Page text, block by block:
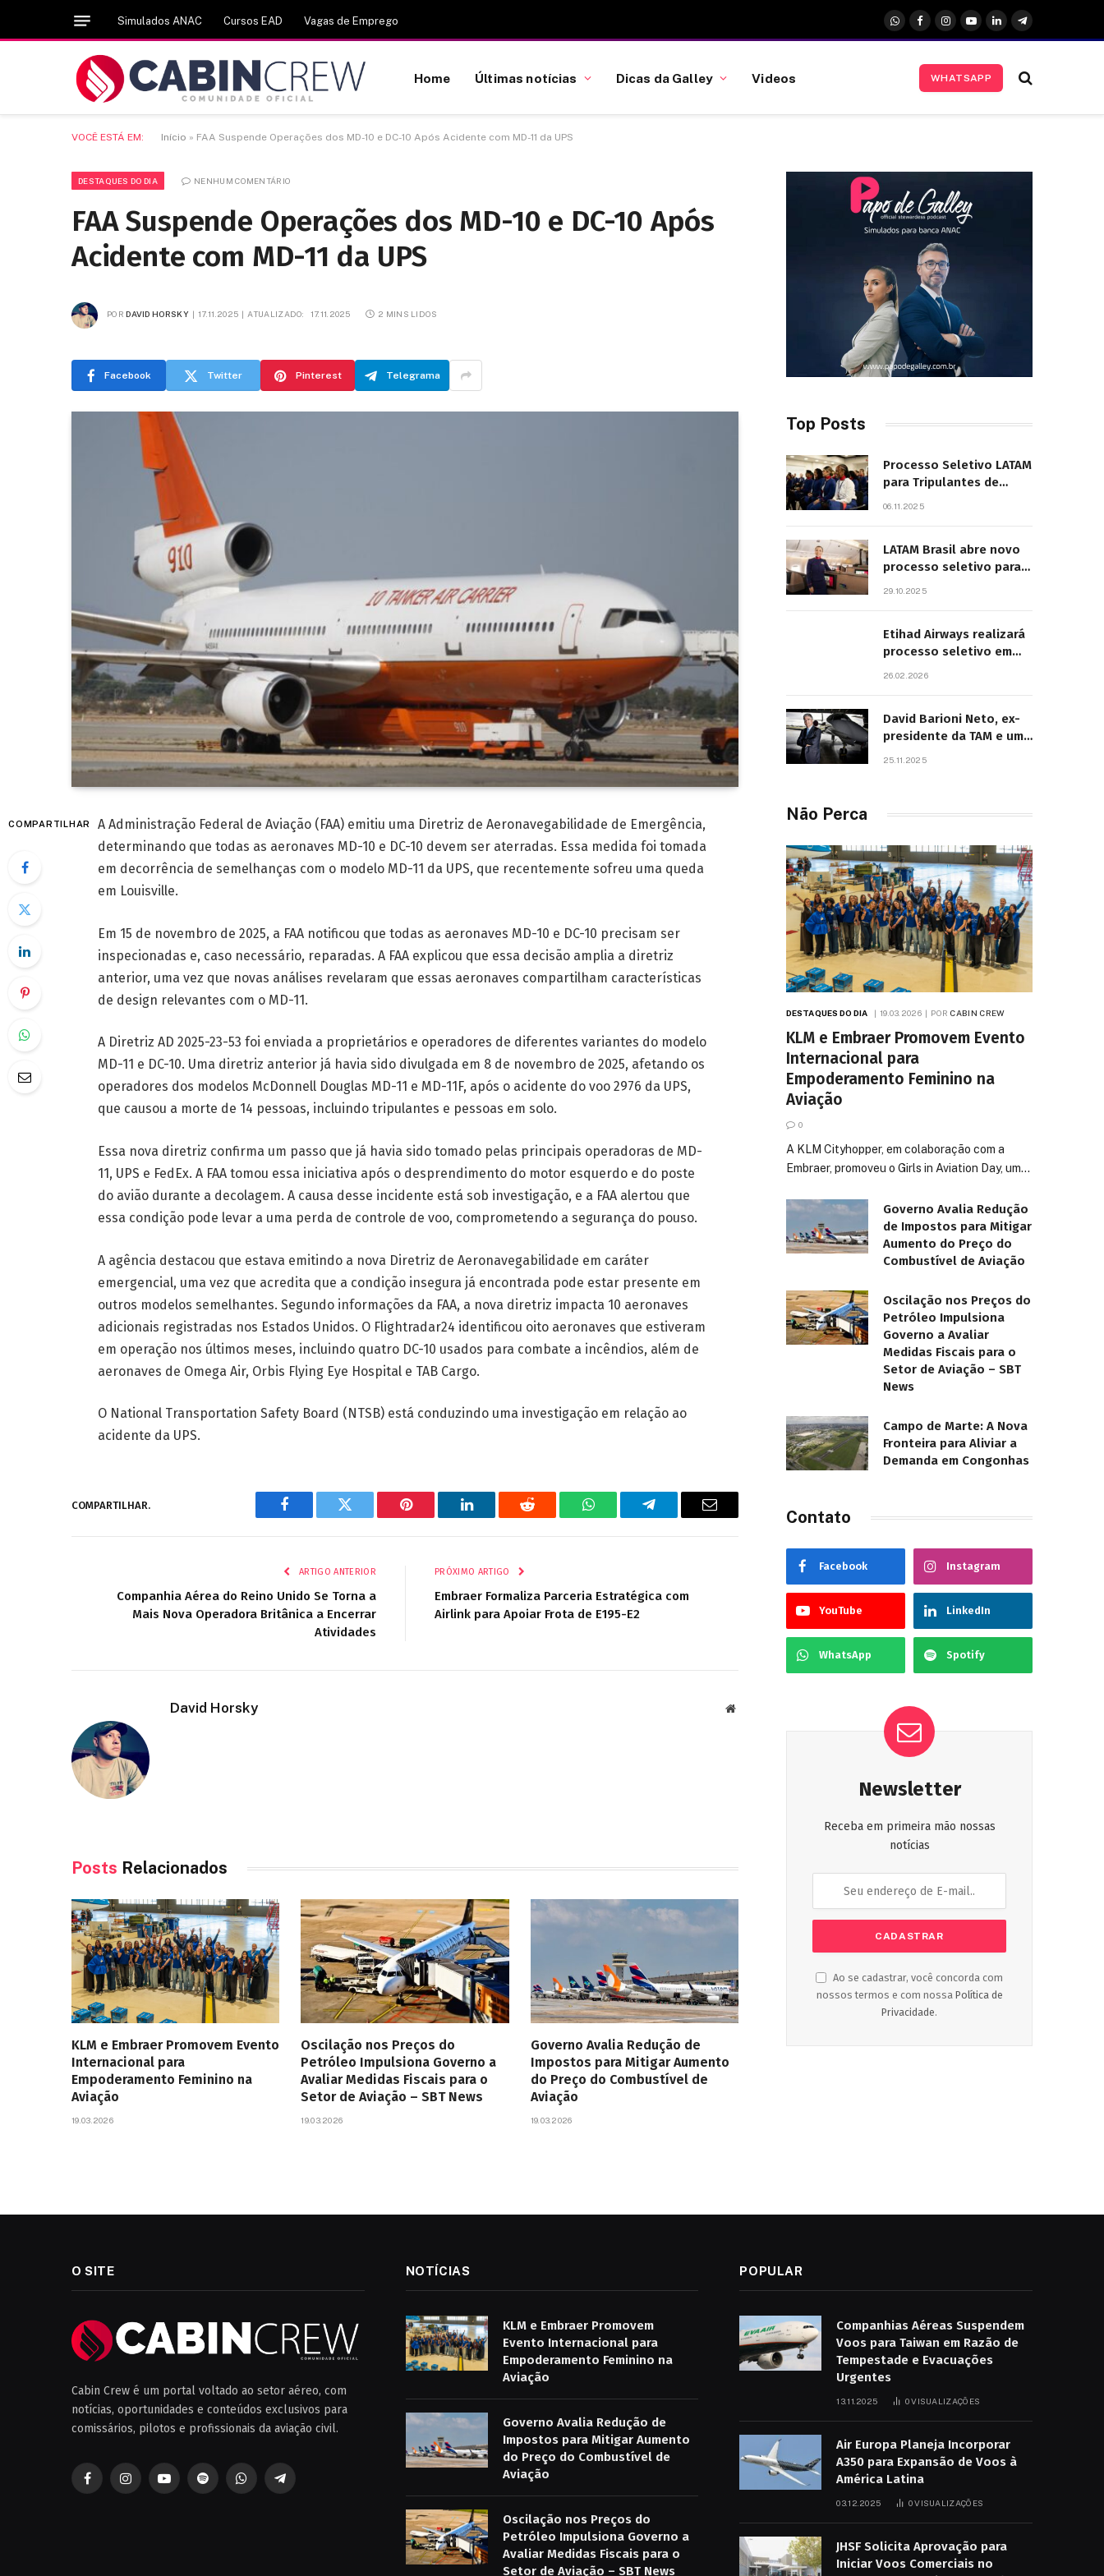
Simulados ANAC Cursos EAD Vagas de Emprego
WhatsApp
FacebookInstagram
YouTubeLinkedInTelegrama
Home Últimas notícias Dicas da Galley Videos WHATSAPP
VOCÊ ESTÁ EM: Início » FAA Suspende Operações dos MD-10 e DC-10 Após Acidente com MD-11 da UPS
DESTAQUES DO DIA NENHUM COMENTÁRIO
FAA Suspende Operações dos MD-10 e DC-10 Após
Acidente com MD-11 da UPS
POR DAVID HORSKY 17.11.2025 ATUALIZADO: 17.11.2025 2 MINS LIDOS
Facebook Twitter Pinterest Telegrama
COMPARTILHAR
A Administração Federal de Aviação (FAA) emitiu uma Diretriz de Aeronavegabilidade de Emergência,
determinando que todas as aeronaves MD-10 e DC-10 devem ser aterradas. Essa medida foi tomada
em decorrência de semelhanças com o modelo MD-11 da UPS, que recentemente sofreu uma queda
em Louisville.
Em 15 de novembro de 2025, a FAA notificou que todas as aeronaves MD-10 e DC-10 precisam ser
inspecionadas e, caso necessário, reparadas. A FAA explicou que essa decisão amplia a diretriz
anterior, uma vez que novas análises revelaram que essas aeronaves compartilham características
de design relevantes com o MD-11.
A Diretriz AD 2025-23-53 foi enviada a proprietários e operadores de diferentes variantes do modelo
MD-11 e DC-10. Uma diretriz anterior já havia sido divulgada em 8 de novembro de 2025, afetando os
operadores dos modelos McDonnell Douglas MD-11 e MD-11F, após o acidente do voo 2976 da UPS,
que causou a morte de 14 pessoas, incluindo tripulantes e pessoas em solo.
Essa nova diretriz confirma um passo que já havia sido tomado pelas principais operadoras de MD-
11, UPS e FedEx. A FAA tomou essa iniciativa após o desprendimento do motor esquerdo e do poste
do avião durante a decolagem. A causa desse incidente está sob investigação, e a FAA alertou que
essa condição pode levar a uma perda de controle de voo, comprometendo a segurança do pouso.
A agência destacou que estava emitindo a nova Diretriz de Aeronavegabilidade em caráter
emergencial, uma vez que acredita que a condição insegura já encontrada pode estar presente em
outros modelos semelhantes. Segundo informações da FAA, a nova diretriz impacta 10 aeronaves
adicionais registradas nos Estados Unidos. O Flightradar24 identificou oito aeronaves que estiveram
em operação nos últimos meses, incluindo quatro DC-10 usados para combate a incêndios, além de
aeronaves de Omega Air, Orbis Flying Eye Hospital e TAB Cargo.
O National Transportation Safety Board (NTSB) está conduzindo uma investigação em relação ao
acidente da UPS.
COMPARTILHAR.
Facebook Twitter Pinterest LinkedIn Reddit WhatsAppTelegramaE-
ARTIGO ANTERIOR
Companhia Aérea do Reino Unido Se Torna a
Mais Nova Operadora Britânica a Encerrar
Atividades
PRÓXIMO ARTIGO
Embraer Formaliza Parceria Estratégica com
Airlink para Apoiar Frota de E195-E2
David Horsky Site
Posts Relacionados
KLM e Embraer Promovem Evento
Internacional para
Empoderamento Feminino na
Aviação
19.03.2026
Oscilação nos Preços do
Petróleo Impulsiona Governo a
Avaliar Medidas Fiscais para o
Setor de Aviação – SBT News
19.03.2026
Governo Avalia Redução de
Impostos para Mitigar Aumento
do Preço do Combustível de
Aviação
19.03.2026
Top Posts
Processo Seletivo LATAM
para Tripulantes de
06.11.2025
LATAM Brasil abre novo
processo seletivo para
29.10.2025
Etihad Airways realizará
processo seletivo em
26.02.2026
David Barioni Neto, ex-
presidente da TAM e um
25.11.2025
Não Perca
DESTAQUES DO DIA 19.03.2026 POR CABIN CREW
KLM e Embraer Promovem Evento
Internacional para
Empoderamento Feminino na
Aviação
0
A KLM Cityhopper, em colaboração com a
Embraer, promoveu o Girls in Aviation Day, um…
Governo Avalia Redução
de Impostos para Mitigar
Aumento do Preço do
Combustível de Aviação
Oscilação nos Preços do
Petróleo Impulsiona
Governo a Avaliar
Medidas Fiscais para o
Setor de Aviação – SBT
News
Campo de Marte: A Nova
Fronteira para Aliviar a
Demanda em Congonhas
Contato
Facebook Instagram
YouTube LinkedIn
WhatsApp Spotify
Newsletter
Receba em primeira mão nossas
notícias
Ao se cadastrar, você concorda com
nossos termos e com nossa Política de
Privacidade.
O SITE
Cabin Crew é um portal voltado ao setor aéreo, com
notícias, oportunidades e conteúdos exclusivos para
comissários, pilotos e profissionais da aviação civil.
FacebookInstagramYouTubeSpotifyWhatsAppTelegrama
NOTÍCIAS
KLM e Embraer Promovem
Evento Internacional para
Empoderamento Feminino na
Aviação
Governo Avalia Redução de
Impostos para Mitigar Aumento
do Preço do Combustível de
Aviação
Oscilação nos Preços do
Petróleo Impulsiona Governo a
Avaliar Medidas Fiscais para o
Setor de Aviação – SBT News
POPULAR
Companhias Aéreas Suspendem
Voos para Taiwan em Razão de
Tempestade e Evacuações
Urgentes
13.11.2025 0VISUALIZAÇÕES
Air Europa Planeja Incorporar
A350 para Expansão de Voos à
América Latina
03.12.2025 0VISUALIZAÇÕES
JHSF Solicita Aprovação para
Iniciar Voos Comerciais no